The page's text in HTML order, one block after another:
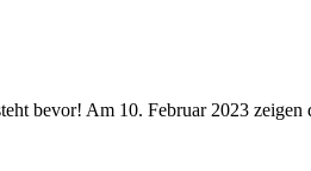
bevor! Am 10. Februar 2023 zeigen